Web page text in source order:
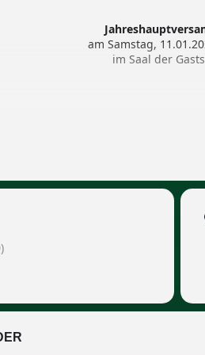
am Samstag,
im Saal der
Kleine
letzten JHV und Genehmigung
2024 und Aussprache
des Vorstands
Geschäftsjahr 2025